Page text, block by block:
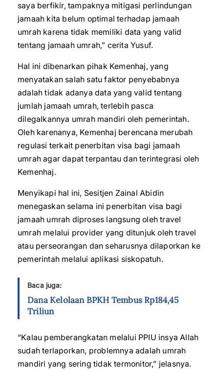
saya berfikir, tampaknya mitigasi perlindungan
jamaah kita belum optimal terhadap jamaah
umrah karena tidak memiliki data yang valid
tentang jamaah umrah,” cerita Yusuf.
Hal ini dibenarkan pihak Kemenhaj, yang
menyatakan salah satu faktor penyebabnya
adalah tidak adanya data yang valid tentang
jumlah jamaah umrah, terlebih pasca
dilegalkannya umrah mandiri oleh pemerintah.
Oleh karenanya, Kemenhaj berencana merubah
regulasi terkait penerbitan visa bagi jamaah
umrah agar dapat terpantau dan terintegrasi oleh
Kemenhaj.
Menyikapi hal ini, Sesitjen Zainal Abidin
menegaskan selama ini penerbitan visa bagi
jamaah umrah diproses langsung oleh travel
umrah melalui provider yang ditunjuk oleh travel
atau perseorangan dan seharusnya dilaporkan ke
pemerintah melalui aplikasi siskopatuh.
Baca juga:
Dana Kelolaan BPKH Tembus Rp184,45
Triliun
“Kalau pemberangkatan melalui PPIU insya Allah
sudah terlaporkan, problemnya adalah umrah
mandiri yang sering tidak termonitor,” jelasnya.